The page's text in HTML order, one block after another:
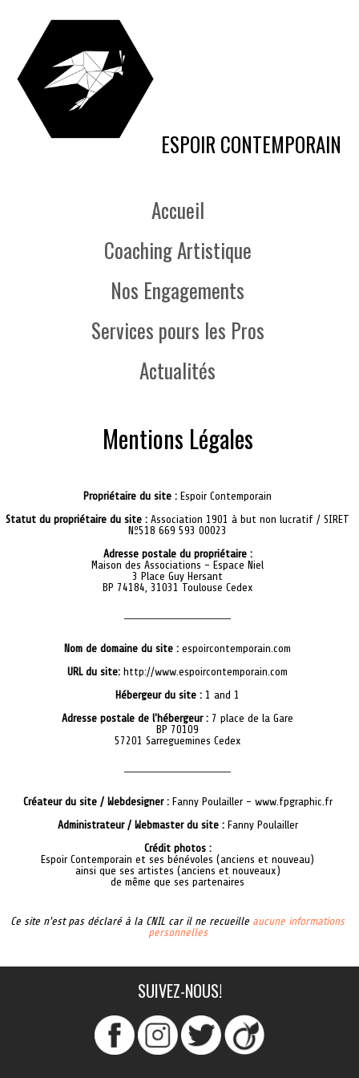
ESPOIR CONTEMPORAIN
Accueil
Coaching Artistique
Nos Engagements
Services pours les Pros
Actualités
Mentions Légales
Propriétaire du site : Espoir Contemporain
Statut du propriétaire du site : Association 1901 à but non lucratif / SIRET
Nº518 669 593 00023
Adresse postale du propriétaire :
Maison des Associations - Espace Niel
3 Place Guy Hersant
BP 74184, 31031 Toulouse Cedex
Nom de domaine du site : espoircontemporain.com
URL du site: http://www.espoircontemporain.com
Hébergeur du site : 1 and 1
Adresse postale de l'hébergeur : 7 place de la Gare
BP 70109
57201 Sarreguemines Cedex
Créateur du site / Webdesigner :Fanny Poulailler - www.fpgraphic.fr
Administrateur / Webmaster du site :Fanny Poulailler
Crédit photos :
Espoir Contemporain et ses bénévoles (anciens et nouveau)
ainsi que ses artistes (anciens et nouveaux)
de même que ses partenaires
Ce site n'est pas déclaré à la CNIL car il ne recueille aucune informations
personnelles
SUIVEZ-NOUS!